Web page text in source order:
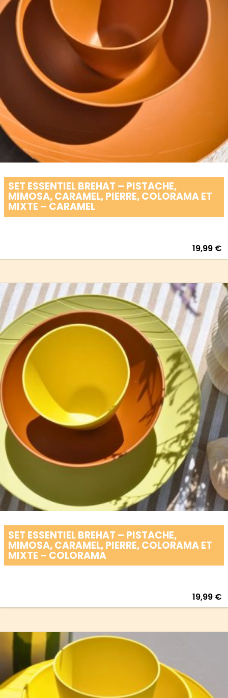
SET ESSENTIEL BREHAT – PISTACHE,
MIMOSA, CARAMEL, PIERRE, COLORAMA ET
MIXTE – CARAMEL
19,99 €
SET ESSENTIEL BREHAT – PISTACHE,
MIMOSA, CARAMEL, PIERRE, COLORAMA ET
MIXTE – COLORAMA
19,99 €